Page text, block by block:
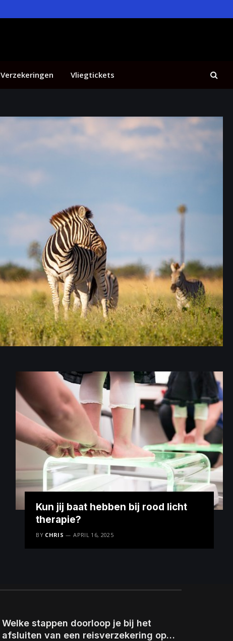
Verzekeringen Vliegtickets
Kun jij baat hebben bij rood licht
therapie?
BY CHRIS APRIL 16, 2025
Welke stappen doorloop je bij het
afsluiten van een reisverzekering op